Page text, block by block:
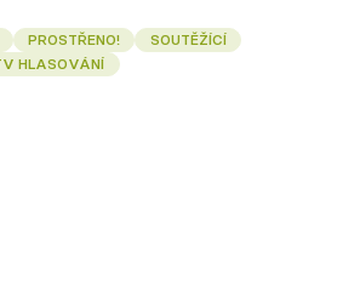
PROSTŘENO!
SOUTĚŽÍCÍ
HLASOVÁNÍ